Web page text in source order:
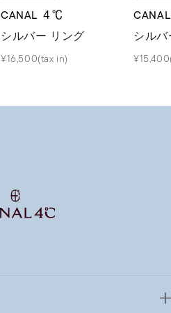
CANAL ４℃
シルバー リング
¥16,500(tax in)
シル